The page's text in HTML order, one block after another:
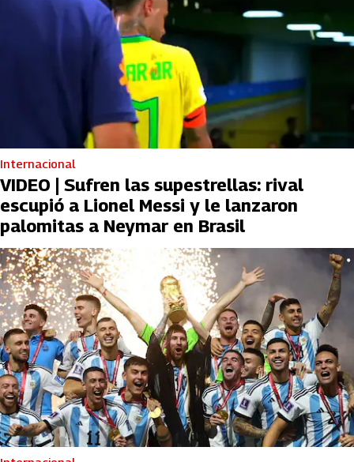
Internacional
VIDEO | Sufren las supestrellas: rival
escupió a Lionel Messi y le lanzaron
palomitas a Neymar en Brasil